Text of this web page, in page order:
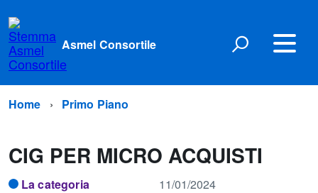
Asmel Consortile
Home Primo Piano
CIG PER MICRO ACQUISTI
La categoria 11/01/2024